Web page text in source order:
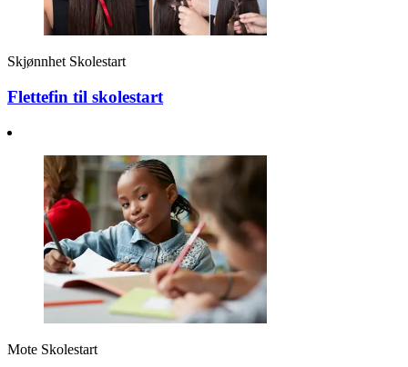
Skjønnhet Skolestart
Flettefin til skolestart
Mote Skolestart